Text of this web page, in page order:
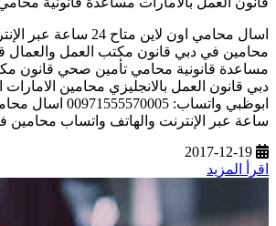
اسال محامي اون لاين
محامين في دبي قانون مكتب العمل والعمال
مساعدة قانونية محامي تأمين صحي قانون
دبي قانون العمل بالانجليزي محامين
ساعة عبر الإنترنت والهاتف واتساب
2017-12-19
اقرأ المزيد